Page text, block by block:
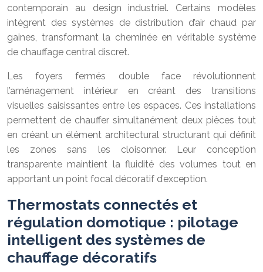
contemporain au design industriel. Certains modèles
intègrent des systèmes de distribution d’air chaud par
gaines, transformant la cheminée en véritable système
de chauffage central discret.
Les foyers fermés double face révolutionnent
l’aménagement intérieur en créant des transitions
visuelles saisissantes entre les espaces. Ces installations
permettent de chauffer simultanément deux pièces tout
en créant un élément architectural structurant qui définit
les zones sans les cloisonner. Leur conception
transparente maintient la fluidité des volumes tout en
apportant un point focal décoratif d’exception.
Thermostats connectés et
régulation domotique : pilotage
intelligent des systèmes de
chauffage décoratifs